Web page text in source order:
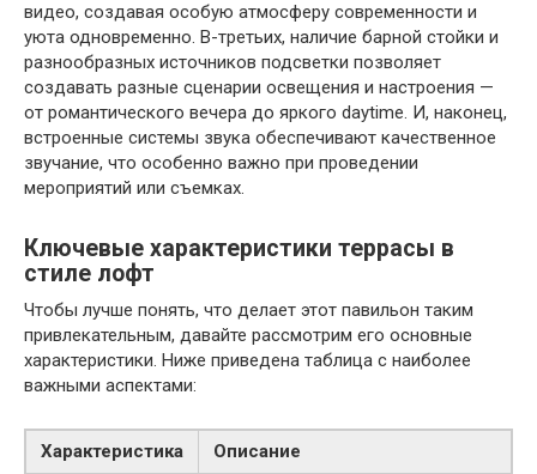
видео, создавая особую атмосферу современности и
уюта одновременно. В-третьих, наличие барной стойки и
разнообразных источников подсветки позволяет
создавать разные сценарии освещения и настроения —
от романтического вечера до яркого daytime. И, наконец,
встроенные системы звука обеспечивают качественное
звучание, что особенно важно при проведении
мероприятий или съемках.
Ключевые характеристики террасы в
стиле лофт
Чтобы лучше понять, что делает этот павильон таким
привлекательным, давайте рассмотрим его основные
характеристики. Ниже приведена таблица с наиболее
важными аспектами:
Характеристика Описание